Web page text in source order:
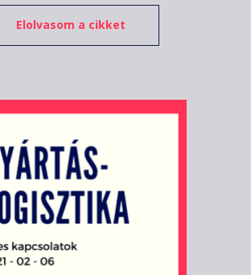
Elolvasom a cikket